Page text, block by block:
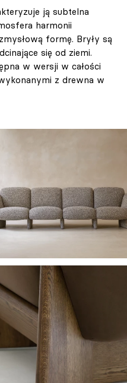
ją subtelna
harmonii
formę. Bryły są
się od ziemi.
w wersji w całości
z drewna w